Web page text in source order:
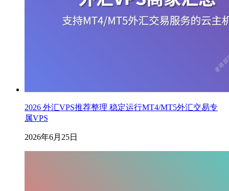
2026 外汇VPS推荐整理 稳定运行MT4/MT5外汇交易专
属VPS
2026年6月25日